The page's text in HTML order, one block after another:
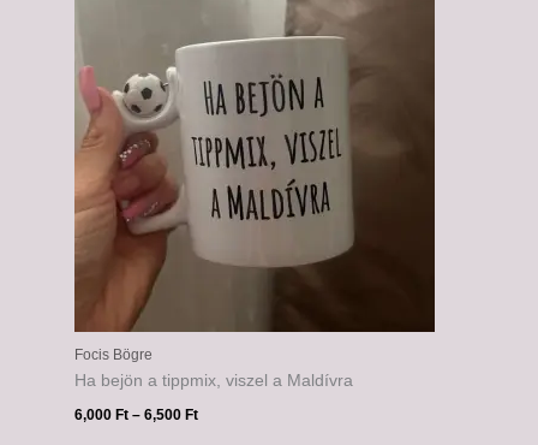
Focis Bögre
Ha bejön a tippmix, viszel a Maldívra
6,000 Ft – 6,500 Ft